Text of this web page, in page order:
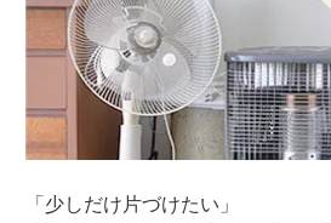
「少しだけ片づけたい」